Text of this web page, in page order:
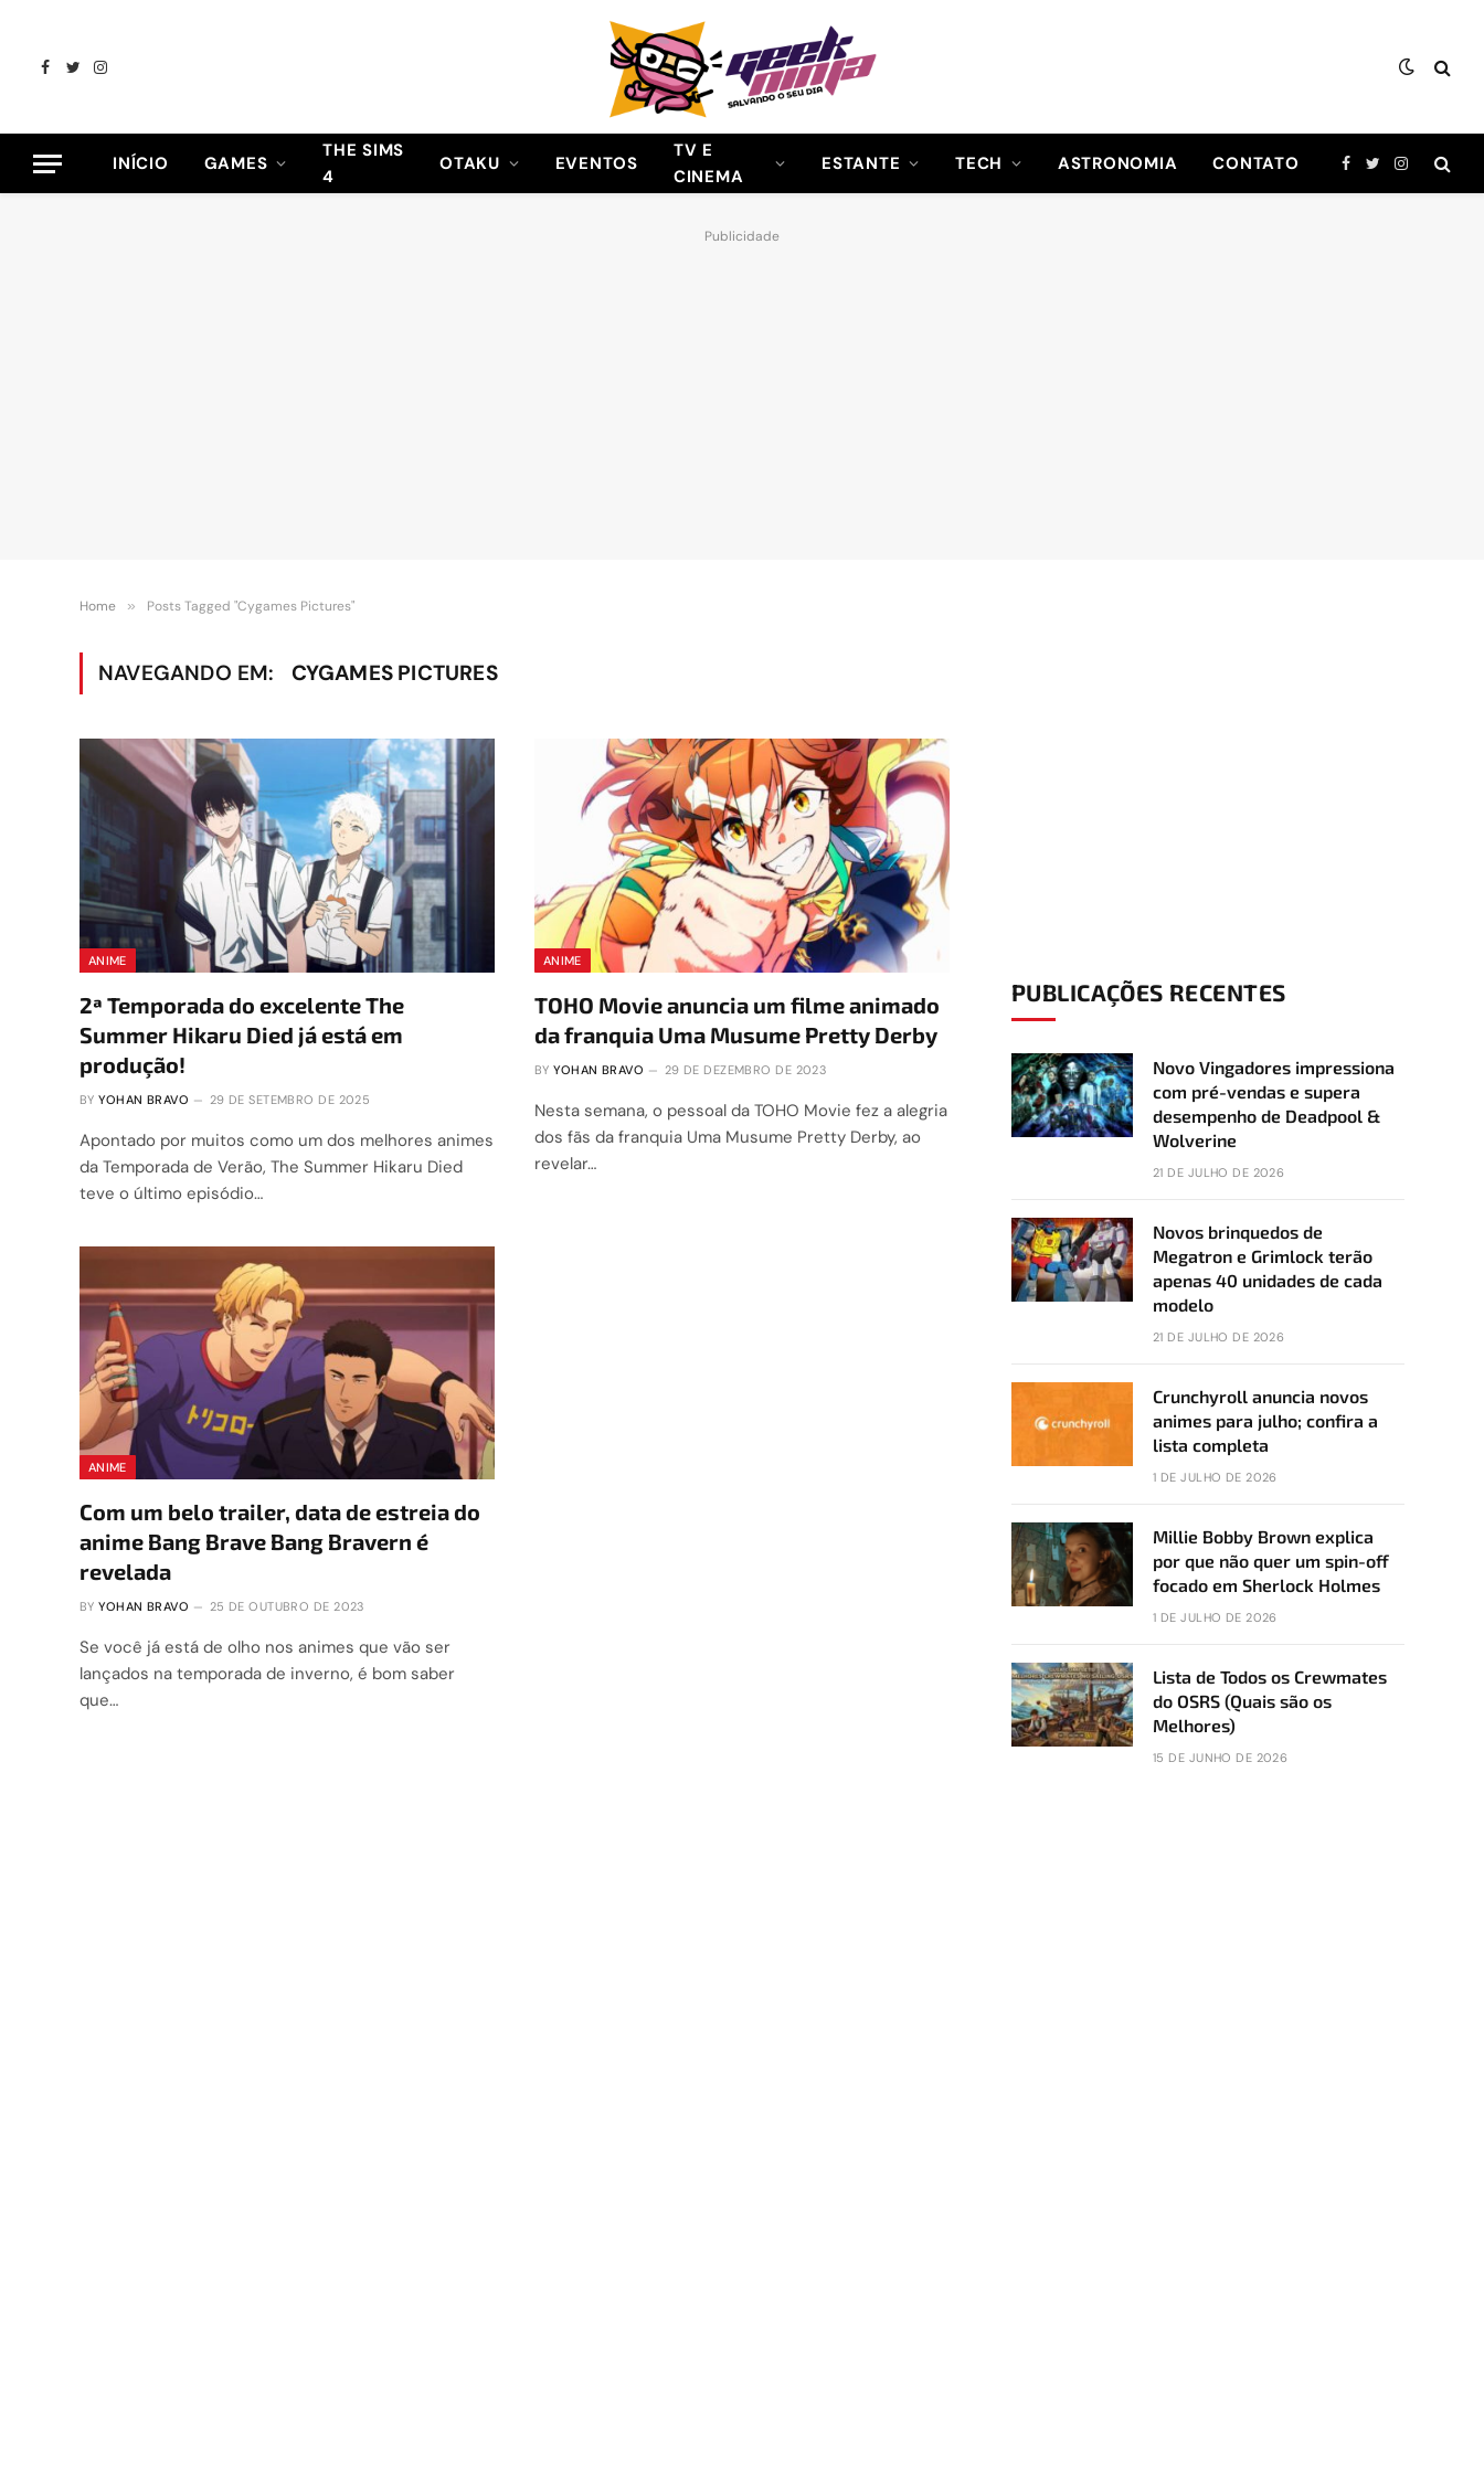
Facebook
TwitterInstagram
INÍCIO GAMES
THE SIMS
4
OTAKU EVENTOS
TV E
CINEMA
ESTANTE TECH ASTRONOMIA CONTATO Facebook
TwitterInstagram
Publicidade
Home » Posts Tagged "Cygames Pictures"
NAVEGANDO EM: CYGAMES PICTURES
ANIME
2ª Temporada do excelente The
Summer Hikaru Died já está em
produção!
BY YOHAN BRAVO 29 DE SETEMBRO DE 2025
Apontado por muitos como um dos melhores animes
da Temporada de Verão, The Summer Hikaru Died
teve o último episódio…
ANIME
TOHO Movie anuncia um filme animado
da franquia Uma Musume Pretty Derby
BY YOHAN BRAVO 29 DE DEZEMBRO DE 2023
Nesta semana, o pessoal da TOHO Movie fez a alegria
dos fãs da franquia Uma Musume Pretty Derby, ao
revelar…
ANIME
Com um belo trailer, data de estreia do
anime Bang Brave Bang Bravern é
revelada
BY YOHAN BRAVO 25 DE OUTUBRO DE 2023
Se você já está de olho nos animes que vão ser
lançados na temporada de inverno, é bom saber
que…
PUBLICAÇÕES RECENTES
Novo Vingadores impressiona
com pré-vendas e supera
desempenho de Deadpool &
Wolverine
21 DE JULHO DE 2026
Novos brinquedos de
Megatron e Grimlock terão
apenas 40 unidades de cada
modelo
21 DE JULHO DE 2026
Crunchyroll anuncia novos
animes para julho; confira a
lista completa
1 DE JULHO DE 2026
Millie Bobby Brown explica
por que não quer um spin-off
focado em Sherlock Holmes
1 DE JULHO DE 2026
Lista de Todos os Crewmates
do OSRS (Quais são os
Melhores)
15 DE JUNHO DE 2026